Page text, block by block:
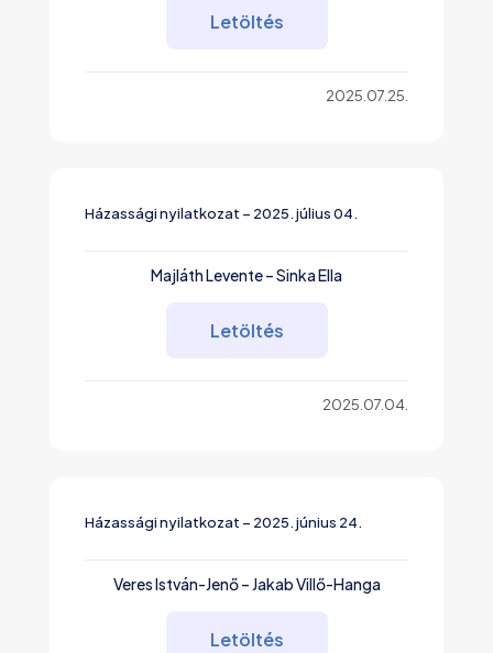
Letöltés
2025.07.25.
Házassági nyilatkozat – 2025. július 04.
Majláth Levente – Sinka Ella
Letöltés
2025.07.04.
Házassági nyilatkozat – 2025. június 24.
Veres István-Jenő – Jakab Villő-Hanga
Letöltés